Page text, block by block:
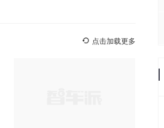
点击加载更多